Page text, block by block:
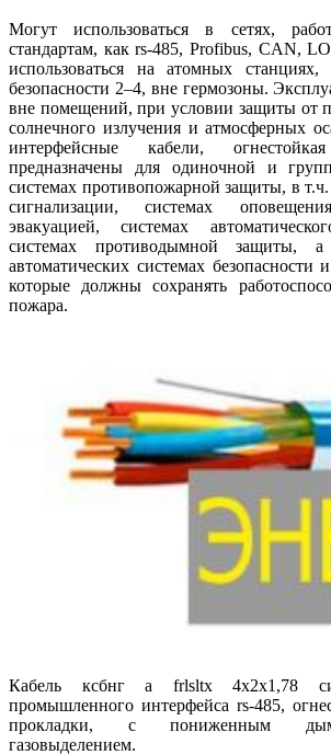
Могут использоваться в сетях,
стандартам, как rs-485, Profibus, CAN,
использоваться на атомных станциях,
безопасности 2–4, вне гермозоны.
вне помещений, при условии защиты от
солнечного излучения и атмосферных
интерфейсные кабели,
предназначены для одиночной и
системах противопожарной защиты, в
сигнализации, системах
эвакуацией, системах
системах противодымной защиты,
автоматических системах безопасности
которые должны сохранять
пожара.
Кабель ксбнг а frlsltx 4х2х1,78
промышленного интерфейса rs-485,
прокладки, с пониженным
газовыделением.